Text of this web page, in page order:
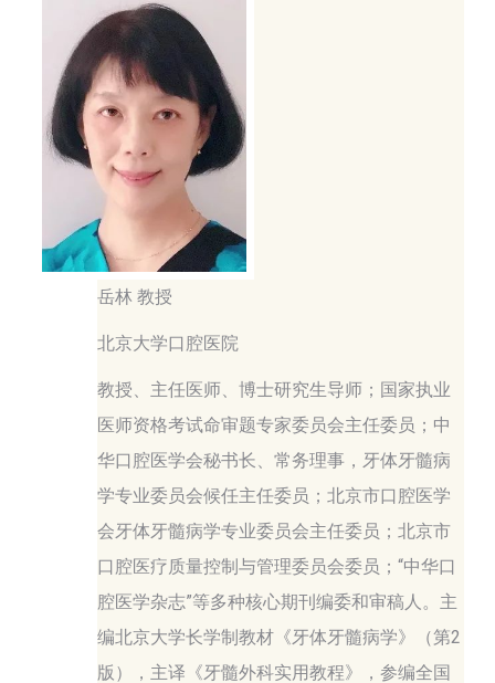
岳林 教授
北京大学口腔医院
教授、主任医师、博士研究生导师；国家执业
医师资格考试命审题专家委员会主任委员；中
华口腔医学会秘书长、常务理事，牙体牙髓病
学专业委员会候任主任委员；北京市口腔医学
会牙体牙髓病学专业委员会主任委员；北京市
口腔医疗质量控制与管理委员会委员；“中华口
腔医学杂志”等多种核心期刊编委和审稿人。主
编北京大学长学制教材《牙体牙髓病学》（第2
版），主译《牙髓外科实用教程》，参编全国